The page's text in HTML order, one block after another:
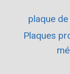
plaque
Plaques